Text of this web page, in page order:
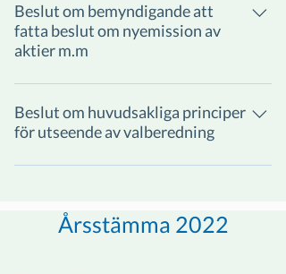
Beslut om bemyndigande att
fatta beslut om nyemission av
aktier m.m
Beslut om huvudsakliga principer
för utseende av valberedning
Årsstämma 2022